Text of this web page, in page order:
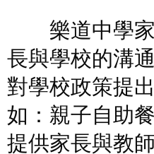
樂道中學家
長與學校的溝
對學校政策提
如：親子自助
提供家長與教